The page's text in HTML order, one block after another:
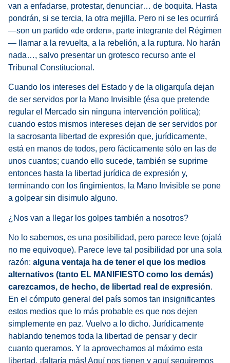
van a enfadarse, protestar, denunciar… de boquita. Hasta
pondrán, si se tercia, la otra mejilla. Pero ni se les ocurrirá
—son un partido «de orden», parte integrante del Régimen
— llamar a la revuelta, a la rebelión, a la ruptura. No harán
nada…, salvo presentar un grotesco recurso ante el
Tribunal Constitucional.
Cuando los intereses del Estado y de la oligarquía dejan
de ser servidos por la Mano Invisible (ésa que pretende
regular el Mercado sin ninguna intervención política);
cuando estos mismos intereses dejan de ser servidos por
la sacrosanta libertad de expresión que, jurídicamente,
está en manos de todos, pero fácticamente sólo en las de
unos cuantos; cuando ello sucede, también se suprime
entonces hasta la libertad jurídica de expresión y,
terminando con los fingimientos, la Mano Invisible se pone
a golpear sin disimulo alguno.
¿Nos van a llegar los golpes también a nosotros?
No lo sabemos, es una posibilidad, pero parece leve (ojalá
no me equivoque). Parece leve tal posibilidad por una sola
razón: alguna ventaja ha de tener el que los medios
alternativos (tanto EL MANIFIESTO como los demás)
carezcamos, de hecho, de libertad real de expresión.
En el cómputo general del país somos tan insignificantes
estos medios que lo más probable es que nos dejen
simplemente en paz. Vuelvo a lo dicho. Jurídicamente
hablando tenemos toda la libertad de pensar y decir
cuanto queramos. Y la aprovechamos al máximo esta
libertad, ¡faltaría más! Aquí nos tienen y aquí seguiremos